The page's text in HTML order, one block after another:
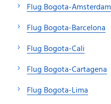
Flug Bogota-Amsterdam
Flug Bogota-Barcelona
Flug Bogota-Cali
Flug Bogota-Cartagena
Flug Bogota-Lima